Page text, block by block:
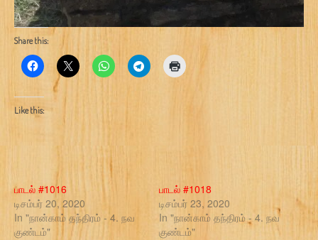
Share this:
Like this:
பாடல் #1016
டிசம்பர் 20, 2020
In "நான்காம் தந்திரம் - 4. நவ
குண்டம்"
பாடல் #1018
டிசம்பர் 23, 2020
In "நான்காம் தந்திரம் - 4. நவ
குண்டம்"